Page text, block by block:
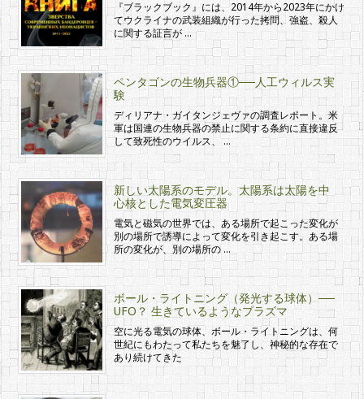
『ブラックブック』には、2014年から2023年にかけ
てウクライナの武装組織が行った拷問、強盗、殺人
に関する証言が …
ペンタゴンの生物兵器①──人工ウィルス実
験
ディリアナ・ガイタンジェヴァの調査レポート。米
軍は国連の生物兵器の禁止に関する条約に直接違反
して致死性のウイルス、 …
新しい太陽系のモデル。太陽系は太陽を中
心核とした電気変圧器
電気と磁気の世界では、ある場所で起こった変化が
別の場所で誘導によって変化を引き起こす。ある場
所の変化が、別の場所の …
ボール・ライトニング（発光する球体）──
UFO？ 生きているようなプラズマ
空に光る電気の球体、ボール・ライトニングは、何
世紀にもわたって私たちを魅了し、神秘的な存在で
あり続けてきた